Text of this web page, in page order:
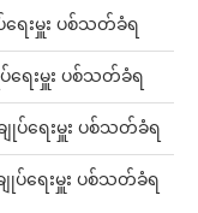
ေးမှူး ပစ်သတ်ခံရ
ေးမှူး ပစ်သတ်ခံရ
ပ်ရေးမှူး ပစ်သတ်ခံရ
ပ်ရေးမှူး ပစ်သတ်ခံရ